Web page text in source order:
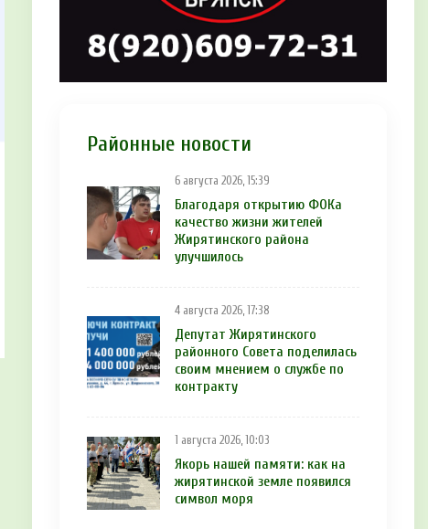
Районные новости
6 августа 2026, 15:39
Благодаря открытию ФОКа
качество жизни жителей
Жирятинского района
улучшилось
4 августа 2026, 17:38
Депутат Жирятинского
районного Совета поделилась
своим мнением о службе по
контракту
1 августа 2026, 10:03
Якорь нашей памяти: как на
жирятинской земле появился
символ моря